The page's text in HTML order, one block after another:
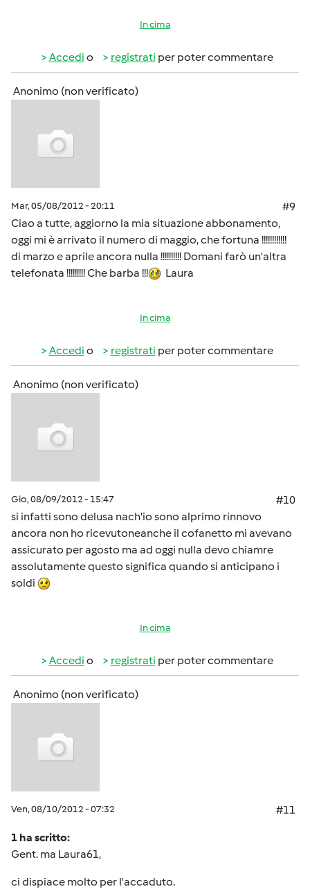
In cima
Accedi o registrati per poter commentare
Anonimo (non verificato)
Mar, 05/08/2012 - 20:11
#9
Ciao a tutte, aggiorno la mia situazione abbonamento,
oggi mi è arrivato il numero di maggio, che fortuna !!!!!!!!!!!!
di marzo e aprile ancora nulla !!!!!!!!!! Domani farò un'altra
telefonata !!!!!!!!! Che barba !!!
Laura
In cima
Accedi o registrati per poter commentare
Anonimo (non verificato)
Gio, 08/09/2012 - 15:47
#10
si infatti sono delusa nach'io sono alprimo rinnovo
ancora non ho ricevutoneanche il cofanetto mi avevano
assicurato per agosto ma ad oggi nulla devo chiamre
assolutamente questo significa quando si anticipano i
soldi
In cima
Accedi o registrati per poter commentare
Anonimo (non verificato)
Ven, 08/10/2012 - 07:32 #11
1 ha scritto:
Gent. ma Laura61,
ci dispiace molto per l'accaduto.